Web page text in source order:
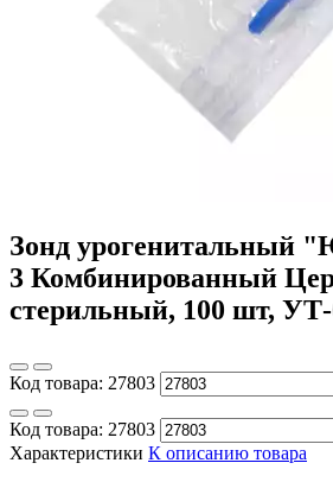
Зонд урогенитальный
3 Комбинированный
стерильный, 100 шт, УТ-
Код товара: 27803
Код товара: 27803
Характеристики К описанию товара